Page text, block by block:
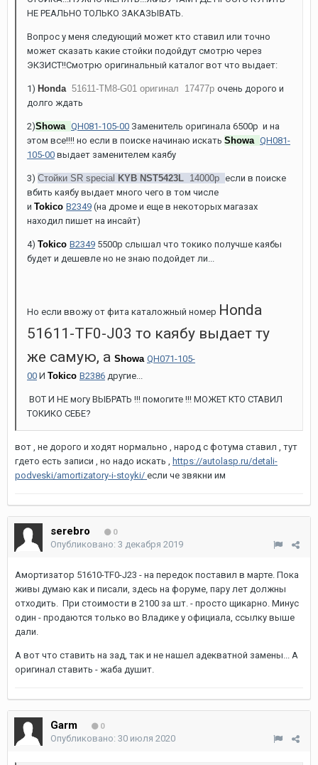
НЕ РЕАЛЬНО ТОЛЬКО ЗАКАЗЫВАТЬ.
Вопрос у меня следующий может кто ставил или точно
может сказать какие стойки подойдут смотрю через
ЭКЗИСТ!!Смотрю оригинальный каталог вот что выдает:
1) Honda 51611-TM8-G01 оригинал 17477р очень дорого и
долго ждать
2)Showa QH081-105-00 Заменитель оригинала 6500р и на
этом все!!!! но если в поиске начинаю искать Showa QH081-
105-00 выдает заменителем каябу
3) Стойки SR special KYB NST5423L 14000р если в поиске
вбить каябу выдает много чего в том числе
и Tokico B2349 (на дроме и еще в некоторых магазах
находил пишет на инсайт)
4) Tokico B2349 5500р слышал что токико получше каябы
будет и дешевле но не знаю подойдет ли...
Но если ввожу от фита каталожный номер Honda
51611-TF0-J03 то каябу выдает ту
же самую, а Showa QH071-105-
00 И Tokico B2386 другие...
ВОТ И НЕ могу ВЫБРАТЬ !!! помогите !!! МОЖЕТ КТО СТАВИЛ
ТОКИКО СЕБЕ?
вот , не дорого и ходят нормально , народ с фотума ставил , тут
гдето есть записи , но надо искать , https://autolasp.ru/detali-
podveski/amortizatory-i-stoyki/ если че звякни им
serebro 0
Опубликовано: 3 декабря 2019
Амортизатор 51610-TF0-J23 - на передок поставил в марте. Пока
живы думаю как и писали, здесь на форуме, пару лет должны
отходить. При стоимости в 2100 за шт. - просто щикарно. Минус
один - продаются только во Владике у официала, ссылку выше
дали.
А вот что ставить на зад, так и не нашел адекватной замены... А
оригинал ставить - жаба душит.
Garm 0
Опубликовано: 30 июля 2020